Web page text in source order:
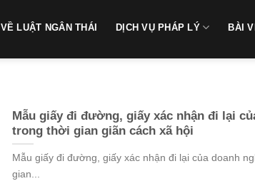
VỀ LUẬT NGÂN THÁI DỊCH VỤ PHÁP LÝ BÀI
Mẫu giấy đi đường, giấy xác nhận đi lại
trong thời gian giãn cách xã hội
Mẫu giấy đi đường, giấy xác nhận đi lại của doanh
gian...